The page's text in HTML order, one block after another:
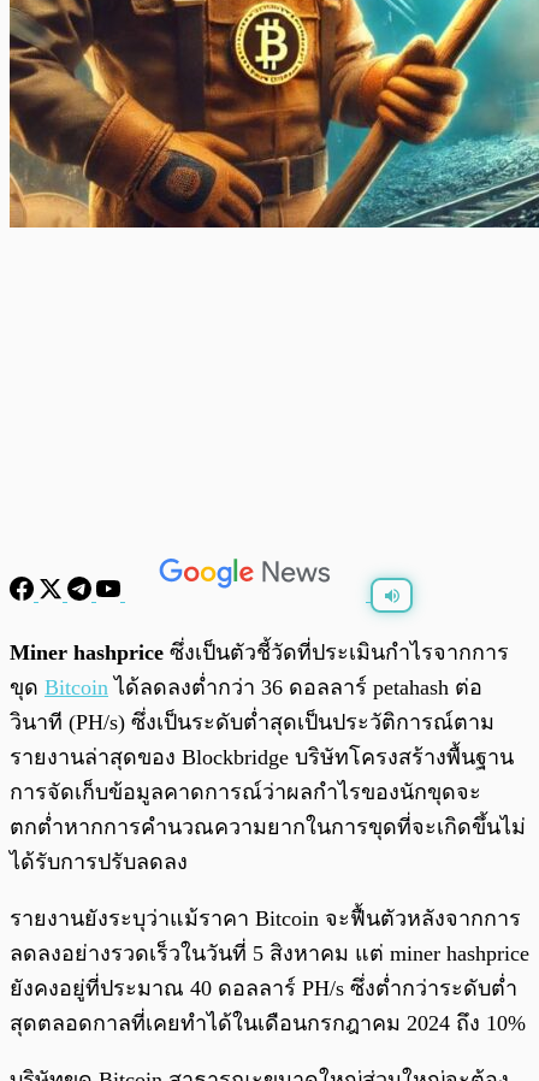
0:00
Miner hashprice ซึ่งเป็นตัวชี้วัดที่ประเมินกำไรจากการ
ขุด Bitcoin ได้ลดลงต่ำกว่า 36 ดอลลาร์ petahash ต่อ
วินาที (PH/s) ซึ่งเป็นระดับต่ำสุดเป็นประวัติการณ์ตาม
รายงานล่าสุดของ Blockbridge บริษัทโครงสร้างพื้นฐาน
การจัดเก็บข้อมูลคาดการณ์ว่าผลกำไรของนักขุดจะ
ตกต่ำหากการคำนวณความยากในการขุดที่จะเกิดขึ้นไม่
ได้รับการปรับลดลง
รายงานยังระบุว่าแม้ราคา Bitcoin จะฟื้นตัวหลังจากการ
ลดลงอย่างรวดเร็วในวันที่ 5 สิงหาคม แต่ miner hashprice
ยังคงอยู่ที่ประมาณ 40 ดอลลาร์ PH/s ซึ่งต่ำกว่าระดับต่ำ
สุดตลอดกาลที่เคยทำได้ในเดือนกรกฎาคม 2024 ถึง 10%